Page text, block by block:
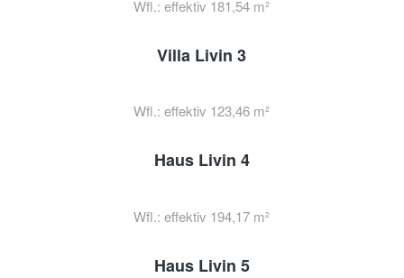
Wfl.: effektiv 181,54 m²
Villa Livin 3
Wfl.: effektiv 123,46 m²
Haus Livin 4
Wfl.: effektiv 194,17 m²
Haus Livin 5